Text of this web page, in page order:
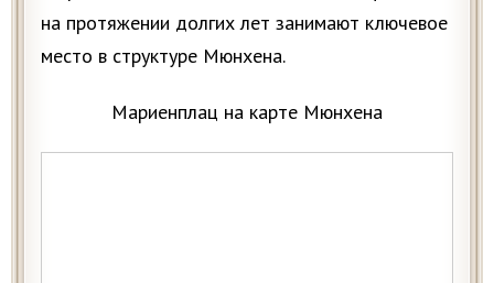
на протяжении долгих лет занимают ключевое
место в структуре Мюнхена.
Мариенплац на карте Мюнхена